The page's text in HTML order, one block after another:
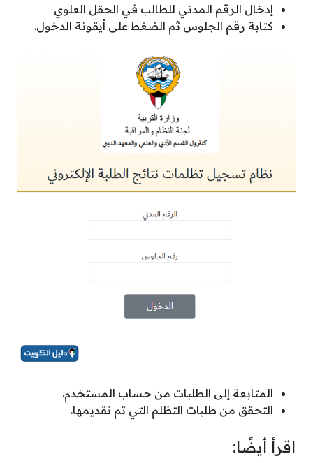
إدخال الرقم المدني للطالب في الحقل العلوي
كتابة رقم الجلوس ثم الضغط على أيقونة الدخول.
المتابعة إلى الطلبات من حساب المستخدم.
التحقق من طلبات التظلم التي تم تقديمها.
اقرأ أيضًا: